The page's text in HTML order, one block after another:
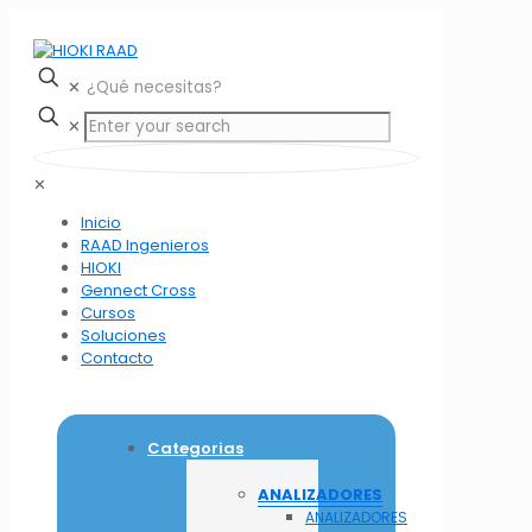
✕
✕
✕
Inicio
RAAD Ingenieros
HIOKI
Gennect Cross
Cursos
Soluciones
Contacto
Categorias
ANALIZADORES
ANALIZADORES